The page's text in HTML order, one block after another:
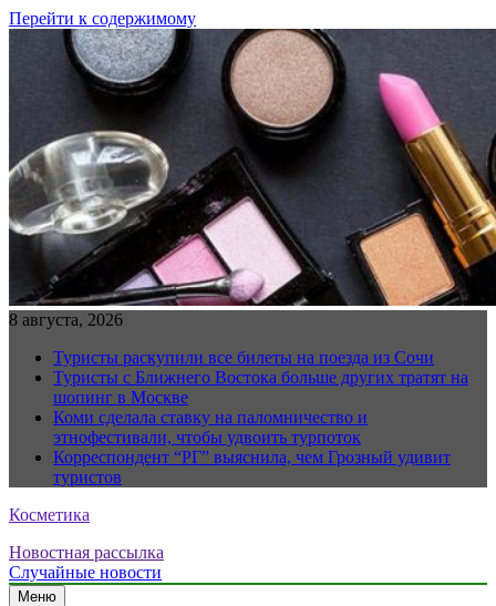
Перейти к содержимому
8 августа, 2026
Туристы раскупили все билеты на поезда из Сочи
Туристы с Ближнего Востока больше других тратят на
шопинг в Москве
Коми сделала ставку на паломничество и
этнофестивали, чтобы удвоить турпоток
Корреспондент “РГ” выяснила, чем Грозный удивит
туристов
Косметика
Новостная рассылка
Случайные новости
Меню